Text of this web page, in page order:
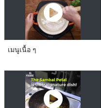
เมนูเนื้อ ๆ